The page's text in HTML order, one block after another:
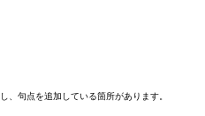
句点を追加している箇所があります。